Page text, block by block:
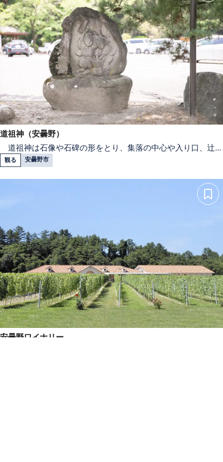
道祖神（安曇野）
道祖神は石像や石碑の形をとり、集落の中心や入り口、辻...
観る 安曇野市
安曇野ワイナリー